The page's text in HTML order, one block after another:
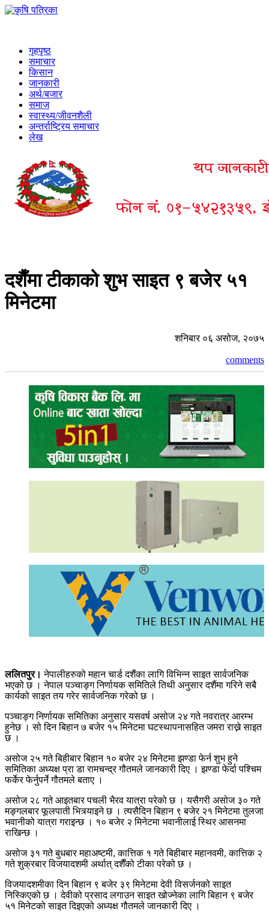
गृहपृष्ठ
समाचार
किसान
जानकारी
अर्थ/बजार
समाज
स्वास्थ्य/जीवनशैली
अन्तर्राष्ट्रिय समाचार
लेख
दशैँमा टीकाको शुभ साइत ९ बजेर ५१
मिनेटमा
शनिबार ०६ असोज, २०७५
comments
ललितपुर। नेपालीहरुको महान चार्ड दशैंका लागि विभिन्न साइत सार्वजनिक
भएको छ । नेपाल पञ्चाङ्ग निर्णायक समितिले तिथी अनुसार दशैंमा गरिने सबै
कार्यको साइत तय गरेर सार्वजनिक गरेको छ ।
पञ्चाङ्ग निर्णायक समितिका अनुसार यसवर्ष असोज २४ गते नवरात्र आरम्भ
हुनेछ । सो दिन बिहान ७ बजेर १५ मिनेटमा घटस्थापनासहित जमरा राख्ने साइत
छ ।
असोज २५ गते बिहीबार बिहान १० बजेर २४ मिनेटमा झण्डा फेर्न शुभ हुने
समितिका अध्यक्ष प्रा डा रामचन्द्र गौतमले जानकारी दिए । झण्डा फेर्दा पश्चिम
फर्केर फेर्नुपर्ने गौतमले बताए ।
असोज २८ गते आइतबार पचली भैरव यात्रा परेको छ । यसैगरी असोज ३० गते
मङ्गलबार फूलपाती भित्र्याइने छ । त्यसैदिन बिहान ९ बजेर २१ मिनेटमा तुलजा
भवानीको यात्रा गराइन्छ । १० बजेर २ मिनेटमा भवानीलाई स्थिर आसनमा
राखिन्छ ।
असोज ३१ गते बुधबार महाअष्टमी, कात्तिक १ गते बिहीबार महानवमी, कात्तिक २
गते शुक्रबार विजयादशमी अर्थात् दशैँको टीका परेको छ ।
विजयादशमीका दिन बिहान ९ बजेर ३९ मिनेटमा देवी विसर्जनको साइत
निस्किएको छ । देवीको प्रसाद लगाउन साइत खोज्नेका लागि बिहान ९ बजेर
५१ मिनेटको साइत दिइएको अध्यक्ष गौतमले जानकारी दिए ।